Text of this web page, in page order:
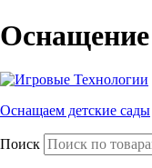
Оснащение
Оснащаем детские сады
Поиск